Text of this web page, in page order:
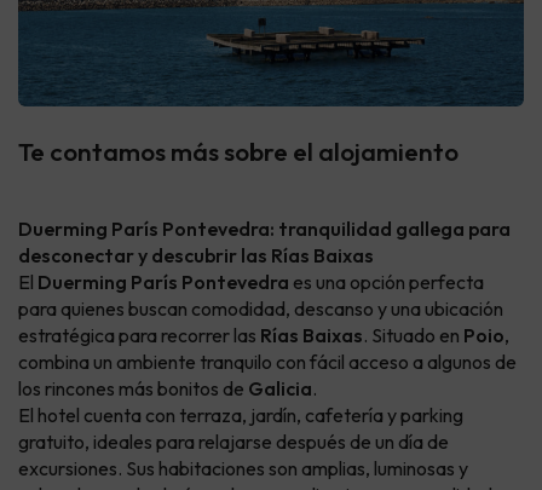
Te contamos más sobre el alojamiento
Duerming París Pontevedra: tranquilidad gallega para
desconectar y descubrir las Rías Baixas
El Duerming París Pontevedra es una opción perfecta
para quienes buscan comodidad, descanso y una ubicación
estratégica para recorrer las Rías Baixas. Situado en Poio,
combina un ambiente tranquilo con fácil acceso a algunos de
los rincones más bonitos de Galicia.
El hotel cuenta con terraza, jardín, cafetería y parking
gratuito, ideales para relajarse después de un día de
excursiones. Sus habitaciones son amplias, luminosas y